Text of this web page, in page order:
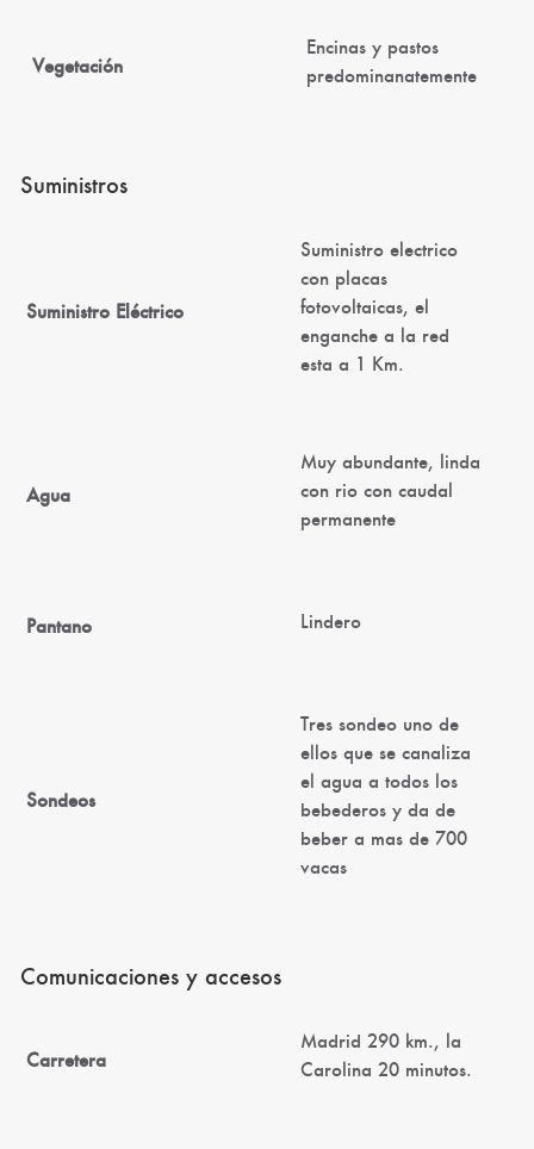
Vegetación
Encinas y pastos
predominanatemente
Suministros
Suministro Eléctrico
Suministro electrico
con placas
fotovoltaicas, el
enganche a la red
esta a 1 Km.
Agua
Muy abundante, linda
con rio con caudal
permanente
Pantano Lindero
Sondeos
Tres sondeo uno de
ellos que se canaliza
el agua a todos los
bebederos y da de
beber a mas de 700
vacas
Comunicaciones y accesos
Carretera
Madrid 290 km., la
Carolina 20 minutos.